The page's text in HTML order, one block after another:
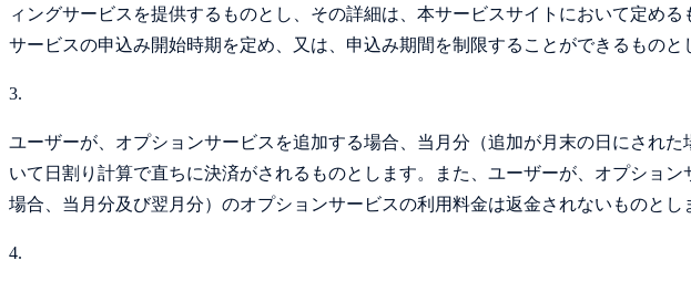
ィングサービスを提供するものとし、その詳細は、本サービスサイトにおいて定め
サービスの申込み開始時期を定め、又は、申込み期間を制限することができるものと
3.
ユーザーが、オプションサービスを追加する場合、当月分（追加が月末の日にされ
いて日割り計算で直ちに決済がされるものとします。また、ユーザーが、オプショ
場合、当月分及び翌月分）のオプションサービスの利用料金は返金されないものとし
4.